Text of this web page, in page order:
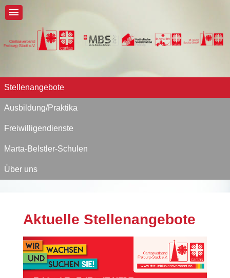
Stellenangebote
Ausbildung/Praktika
Freiwilligendienste
Marta-Belstler-Schulen
Über uns
Aktuelle Stellenangebote